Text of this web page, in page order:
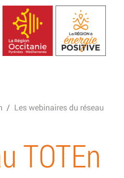
| Territoires
la Transition
Les webinaires du réseau
TOTEn